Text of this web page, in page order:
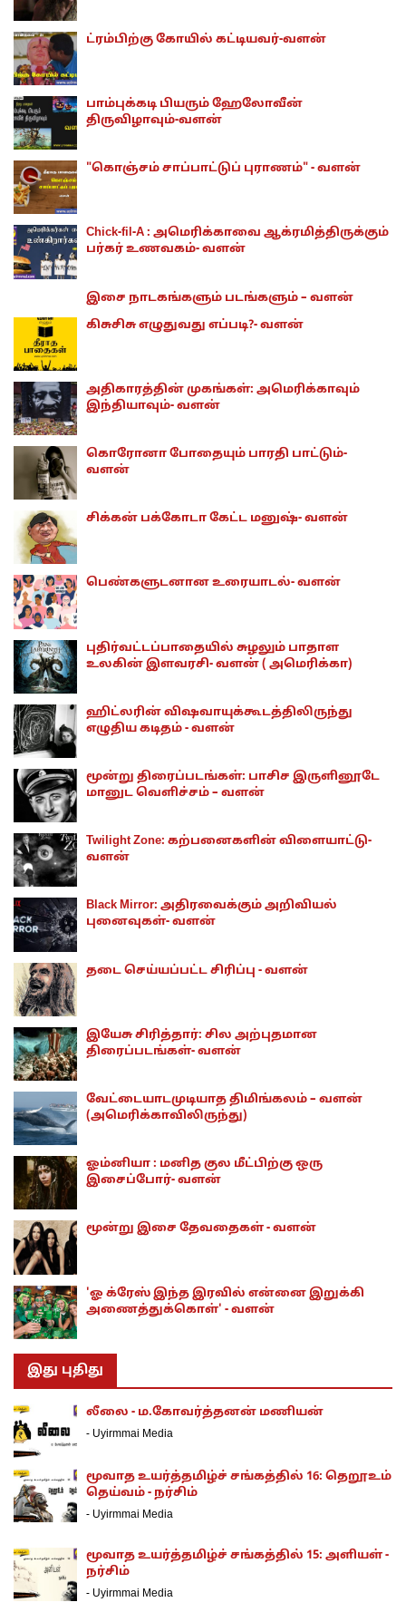
ட்ரம்பிற்கு கோயில் கட்டியவர்-வளன்
பாம்புக்கடி பியரும் ஹேலோவீன்
திருவிழாவும்-வளன்
"கொஞ்சம் சாப்பாட்டுப் புராணம்" - வளன்
Chick-fil-A : அமெரிக்காவை ஆக்ரமித்திருக்கும்
பர்கர் உணவகம்- வளன்
இசை நாடகங்களும் படங்களும் – வளன்
கிசுசிசு எழுதுவது எப்படி?- வளன்
அதிகாரத்தின் முகங்கள்: அமெரிக்காவும்
இந்தியாவும்- வளன்
கொரோனா போதையும் பாரதி பாட்டும்-
வளன்
சிக்கன் பக்கோடா கேட்ட மனுஷ்- வளன்
பெண்களுடனான உரையாடல்- வளன்
புதிர்வட்டப்பாதையில் சுழலும் பாதாள
உலகின் இளவரசி- வளன் ( அமெரிக்கா)
ஹிட்லரின் விஷவாயுக்கூடத்திலிருந்து
எழுதிய கடிதம் - வளன்
மூன்று திரைப்படங்கள்: பாசிச இருளினூடே
மானுட வெளிச்சம் – வளன்
Twilight Zone: கற்பனைகளின் விளையாட்டு-
வளன்
Black Mirror: அதிரவைக்கும் அறிவியல்
புனைவுகள்- வளன்
தடை செய்யப்பட்ட சிரிப்பு - வளன்
இயேசு சிரித்தார்: சில அற்புதமான
திரைப்படங்கள்- வளன்
வேட்டையாடமுடியாத திமிங்கலம் – வளன்
(அமெரிக்காவிலிருந்து)
ஓம்னியா : மனித குல மீட்பிற்கு ஒரு
இசைப்போர்- வளன்
மூன்று இசை தேவதைகள் - வளன்
'ஓ க்ரேஸ் இந்த இரவில் என்னை இறுக்கி
அணைத்துக்கொள்' - வளன்
இது புதிது
லீலை - ம.கோவர்த்தனன் மணியன்
- Uyirmmai Media
மூவாத உயர்த்தமிழ்ச் சங்கத்தில் 16: தெறூஉம்
தெய்வம் - நர்சிம்
- Uyirmmai Media
மூவாத உயர்த்தமிழ்ச் சங்கத்தில் 15: அளியள் -
நர்சிம்
- Uyirmmai Media